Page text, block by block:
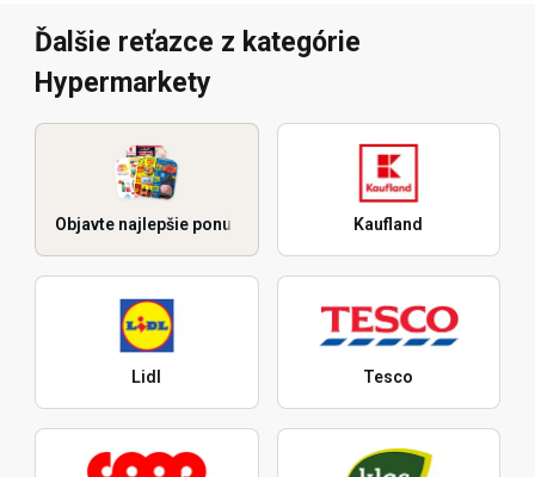
Ďalšie reťazce z kategórie
Hypermarkety
Objavte najlepšie ponuky Kaufland
Lidl Tesco